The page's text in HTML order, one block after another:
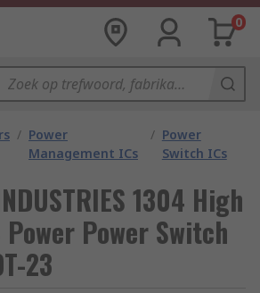
0
/ Power
Management ICs
/ Power
Switch ICs
1304 High
Power Power Switch
23